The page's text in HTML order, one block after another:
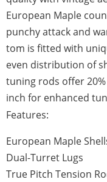
European Maple
punchy attack and
tom is fitted with
even distribution of
tuning rods offer
inch for enhanced
Features:
European Maple
Dual-Turret Lugs
True Pitch Tension